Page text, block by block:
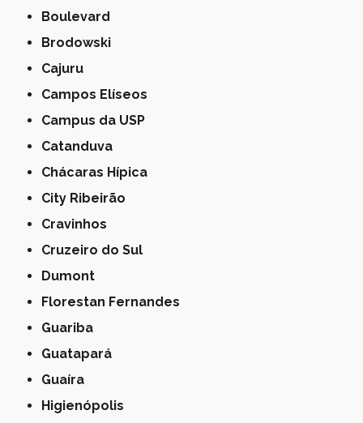
Boulevard
Brodowski
Cajuru
Campos Elíseos
Campus da USP
Catanduva
Chácaras Hípica
City Ribeirão
Cravinhos
Cruzeiro do Sul
Dumont
Florestan Fernandes
Guariba
Guatapará
Guaíra
Higienópolis